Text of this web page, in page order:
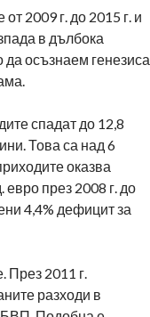
2009 г. до 2015 г. и
в дълбока
да осъзнаем генезиса
спадат до 12,8
Това са над 6
оказва
през 2008 г. до
4,4% дефицит за
През 2011 г.
разходи в